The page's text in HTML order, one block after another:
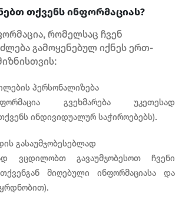
თქვენს ინფორმაციას?
რომელსაც ჩვენ
გამოყენებულ იქნეს ერთ-
პერსონალიზება
გვეხმარება უკეთესად
ინდივიდუალურ საჭიროებებს).
გასაუმჯობესებლად
ვცდილობთ გავაუმჯობესოთ ჩვენი
მიღებული ინფორმაციასა და